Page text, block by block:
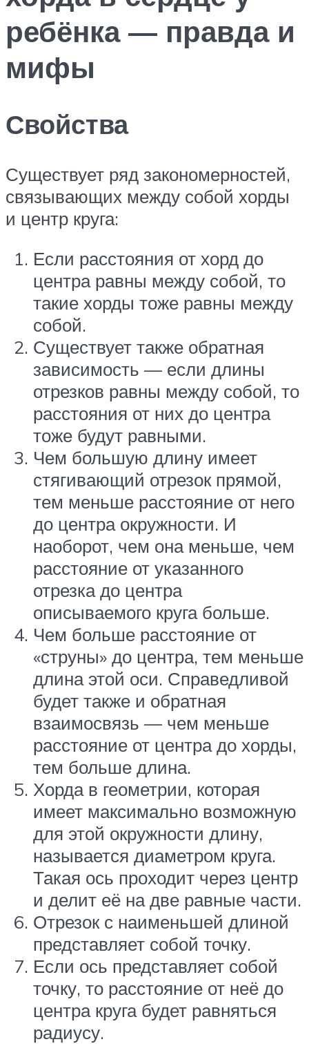
ребёнка — правда и
мифы
Свойства
Существует ряд закономерностей,
связывающих между собой хорды
и центр круга:
Если расстояния от хорд до
центра равны между собой, то
такие хорды тоже равны между
собой.
Существует также обратная
зависимость — если длины
отрезков равны между собой, то
расстояния от них до центра
тоже будут равными.
Чем большую длину имеет
стягивающий отрезок прямой,
тем меньше расстояние от него
до центра окружности. И
наоборот, чем она меньше, чем
расстояние от указанного
отрезка до центра
описываемого круга больше.
Чем больше расстояние от
«струны» до центра, тем меньше
длина этой оси. Справедливой
будет также и обратная
взаимосвязь — чем меньше
расстояние от центра до хорды,
тем больше длина.
Хорда в геометрии, которая
имеет максимально возможную
для этой окружности длину,
называется диаметром круга.
Такая ось проходит через центр
и делит её на две равные части.
Отрезок с наименьшей длиной
представляет собой точку.
Если ось представляет собой
точку, то расстояние от неё до
центра круга будет равняться
радиусу.